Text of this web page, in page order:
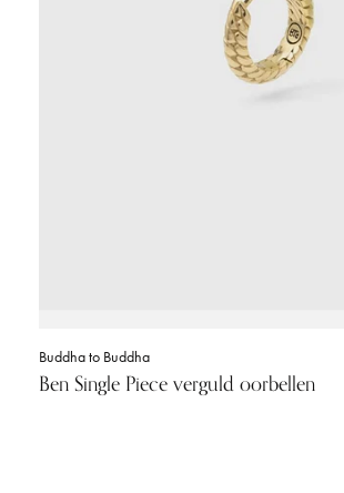
Buddha to Buddha
Ben Single Piece verguld oorbellen